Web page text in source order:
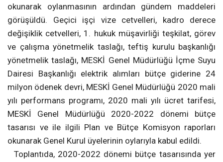
okunarak oylanmasının ardından gündem maddeleri
görüşüldü. Geçici işçi vize cetvelleri, kadro derece
değişiklik cetvelleri, 1. hukuk müşavirliği teşkilat, görev
ve çalışma yönetmelik taslağı, teftiş kurulu başkanlığı
yönetmelik taslağı, MESKİ Genel Müdürlüğü İçme Suyu
Dairesi Başkanlığı elektrik alımları bütçe giderine 24
milyon ödenek devri, MESKİ Genel Müdürlüğü 2020 mali
yılı performans programı, 2020 mali yılı ücret tarifesi,
MESKİ Genel Müdürlüğü 2020-2022 dönemi bütçe
tasarısı ve ile ilgili Plan ve Bütçe Komisyon raporları
okunarak Genel Kurul üyelerinin oylarıyla kabul edildi.
Toplantıda, 2020-2022 dönemi bütçe tasarısında yer